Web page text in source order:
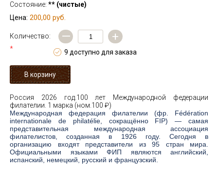
Состояние: ** (чистые)
Цена: 200,00 руб.
Количество:
*
— +
9 доступно для заказа
Россия 2026 год.100 лет Международной федерации
филателии. 1 марка (ном.100 ₽)
Международная федерация филателии (фр. Fédération
internationale de philatélie, сокращённо FIP) — самая
представительная международная ассоциация
филателистов, созданная в 1926 году. Сегодня в
организацию входят представители из 95 стран мира.
Официальными языками ФИП являются английский,
испанский, немецкий, русский и французский.